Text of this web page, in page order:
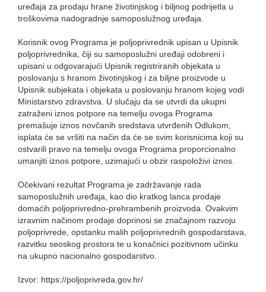
uređaja za prodaju hrane životinjskog i biljnog podrijetla u
troškovima nadogradnje samoposlužnog uređaja.
Korisnik ovog Programa je poljoprivrednik upisan u Upisnik
poljoprivrednika, čiji su samoposlužni uređaji odobreni i
upisani u odgovarajući Upisnik registriranih objekata u
poslovanju s hranom životinjskog i za biljne proizvode u
Upisnik subjekata i objekata u poslovanju hranom kojeg vodi
Ministarstvo zdravstva. U slučaju da se utvrdi da ukupni
zatraženi iznos potpore na temelju ovoga Programa
premašuje iznos novčanih sredstava utvrđenih Odlukom,
isplata će se vršiti na način da će se svim korisnicima koji su
ostvarili pravo na temelju ovoga Programa proporcionalno
umanjiti iznos potpore, uzimajući u obzir raspoloživi iznos.
Očekivani rezultat Programa je zadržavanje rada
samoposlužnih uređaja, kao dio kratkog lanca prodaje
domaćih poljoprivredno-prehrambenih proizvoda. Ovakvim
izravnim načinom prodaje doprinosi se značajnom razvoju
poljoprivrede, opstanku malih poljoprivrednih gospodarstava,
razvitku seoskog prostora te u konačnici pozitivnom učinku
na ukupno nacionalno gospodarstvo.
Izvor: https://poljoprivreda.gov.hr/